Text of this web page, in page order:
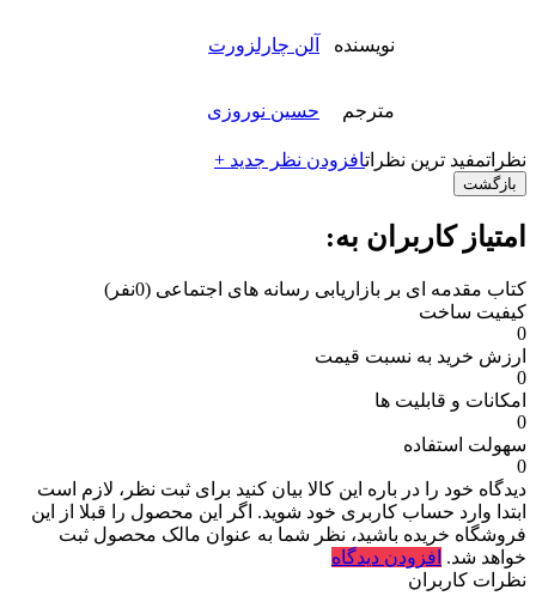
نویسنده آلن چارلزورت
مترجم حسین نوروزی
نظراتمفید ترین نظراتافزودن نظر جدید +
بازگشت
امتیاز کاربران به:
کتاب مقدمه ای بر بازاریابی رسانه های اجتماعی (0نفر)
کیفیت ساخت
0
ارزش خرید به نسبت قیمت
0
امکانات و قابلیت ها
0
سهولت استفاده
0
دیدگاه خود را در باره این کالا بیان کنید برای ثبت نظر، لازم است
ابتدا وارد حساب کاربری خود شوید. اگر این محصول را قبلا از این
فروشگاه خریده باشید، نظر شما به عنوان مالک محصول ثبت
خواهد شد. افزودن دیدگاه
نظرات کاربران